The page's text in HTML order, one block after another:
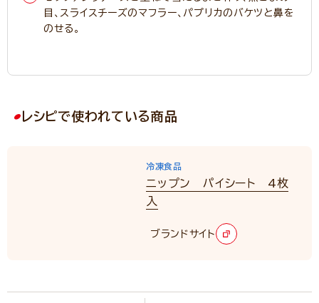
目、スライスチーズのマフラー、パプリカのバケツと鼻を
のせる。
レシピで使われている商品
冷凍食品
ニップン パイシート 4枚
入
ブランドサイト